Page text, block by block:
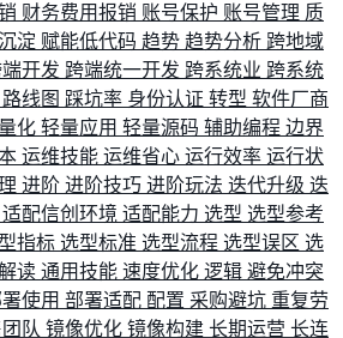
财务费用报销 账号保护 账号管理 质
淀 赋能低代码 趋势 趋势分析 跨地域
开发 跨端统一开发 跨系统业 跨系统
路线图 踩坑率 身份认证 转型 软件厂商
化 轻量应用 轻量源码 辅助编程 边界
运维技能 运维省心 运行效率 运行状
进阶 进阶技巧 进阶玩法 迭代升级 迭
适配信创环境 适配能力 选型 选型参考
指标 选型标准 选型流程 选型误区 选
读 通用技能 速度优化 逻辑 避免冲突
使用 部署适配 配置 采购避坑 重复劳
队 镜像优化 镜像构建 长期运营 长连